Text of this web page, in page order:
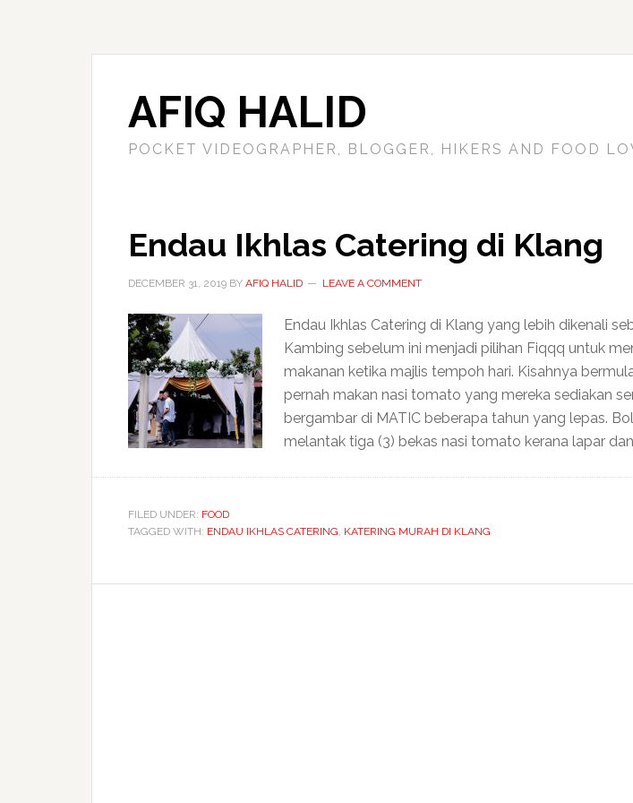
AFIQ HALID
POCKET VIDEOGRAPHER, BLOGGER, HIKERS AND FOOD
Endau Ikhlas Catering di Klang
DECEMBER 31, 2019 BY AFIQ HALID LEAVE A COMMENT
Endau Ikhlas Catering di Klang yang lebih dikenali
Kambing sebelum ini menjadi pilihan Fiqqq untuk
makanan ketika majlis tempoh hari. Kisahnya
pernah makan nasi tomato yang mereka sediakan
bergambar di MATIC beberapa tahun yang lepas.
melantak tiga (3) bekas nasi tomato kerana lapar
FILED UNDER: FOOD
TAGGED WITH: ENDAU IKHLAS CATERING, KATERING MURAH DI KLANG